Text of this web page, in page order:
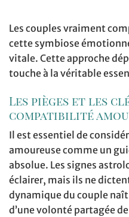
Les couples vraiment
cette symbiose
vitale. Cette approche
touche à la véritable
Les pièges et les
compatibilité
Il est essentiel de
amoureuse comme un
absolue. Les signes
éclairer, mais ils ne
dynamique du couple
d’une volonté partagée